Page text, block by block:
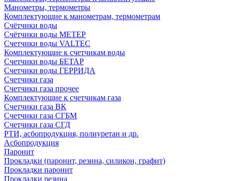
Манометры, термометры
Комплектующие к манометрам, термометрам
Счётчики воды
Счётчики воды МЕТЕР
Счетчики воды VALTEC
Комплектующие к счетчикам воды
Счетчики воды БЕТАР
Счетчики воды ГЕРРИДА
Счетчики газа
Счетчики газа прочее
Комплектующие к счетчикам газа
Счетчики газа ВК
Счетчики газа СГБМ
Счетчики газа СГД
РТИ, асбопродукция, полиуретан и др.
Асбопродукция
Паронит
Прокладки (паронит, резина, силикон, графит)
Прокладки паронит
Прокладки резина